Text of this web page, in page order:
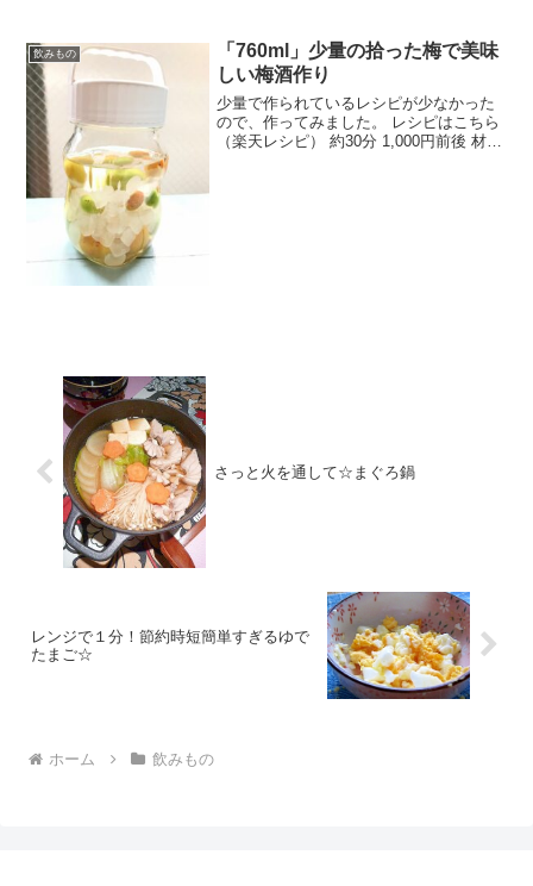
飲みもの
「760ml」少量の拾った梅で美味
しい梅酒作り
少量で作られているレシピが少なかった
ので、作ってみました。 レシピはこちら
（楽天レシピ） 約30分 1,000円前後 材料
さっと火を通して☆まぐろ鍋
レンジで１分！節約時短簡単すぎるゆで
たまご☆
ホーム 飲みもの